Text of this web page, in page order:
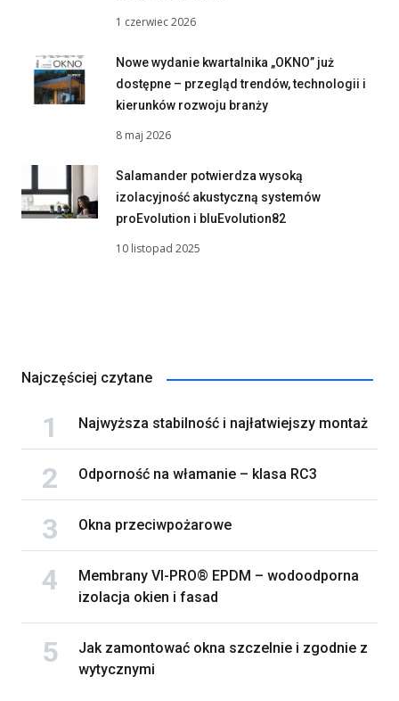
1 czerwiec 2026
Nowe wydanie kwartalnika „OKNO” już
dostępne – przegląd trendów, technologii i
kierunków rozwoju branży
8 maj 2026
Salamander potwierdza wysoką
izolacyjność akustyczną systemów
proEvolution i bluEvolution82
10 listopad 2025
Najczęściej czytane
Najwyższa stabilność i najłatwiejszy montaż
Odporność na włamanie – klasa RC3
Okna przeciwpożarowe
Membrany VI-PRO® EPDM – wodoodporna
izolacja okien i fasad
Jak zamontować okna szczelnie i zgodnie z
wytycznymi